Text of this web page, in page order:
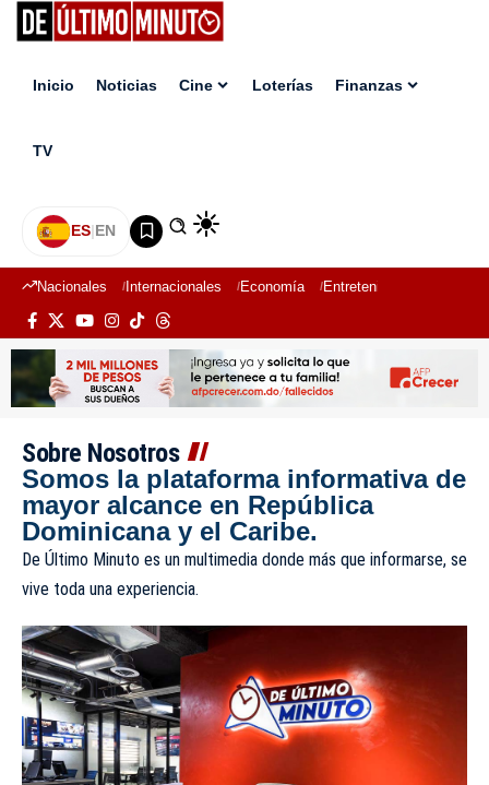
Inicio Noticias Cine Loterías Finanzas
TV
ES|EN
Nacionales Internacionales Economía Entretenimiento
Sobre Nosotros
Somos la plataforma informativa de
mayor alcance en República
Dominicana y el Caribe.
De Último Minuto es un multimedia donde más que informarse, se
vive toda una experiencia.